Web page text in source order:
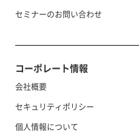
セミナーのお問い合わせ
コーポレート情報
会社概要
セキュリティポリシー
個人情報について